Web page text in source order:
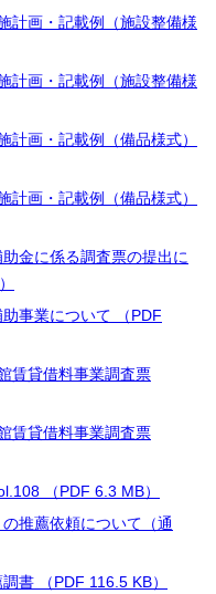
計画・記載例（施設整備様
計画・記載例（施設整備様
計画・記載例（備品様式）
計画・記載例（備品様式）
金に係る調査票の提出に
事業について （PDF
賃貸借料事業調査票
賃貸借料事業調査票
（PDF 6.3 MB）
推薦依頼について（通
書 （PDF 116.5 KB）